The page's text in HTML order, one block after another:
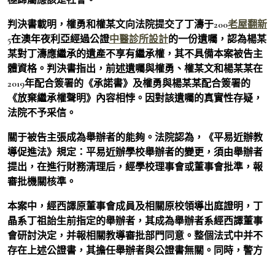
判決書載明，權勇和權某文向法院提交了丁濤于200老屋翻新
5在澳年夜利亞經過公證中醫診所設計的一份遺囑，認為楊某
某對丁濤應繼承的遺產不享有繼承權，其不具備本案被告主
體資格。判決書指出，前述遺囑與權勇、權某文和楊某某在
2019年配合簽署的《承諾書》及權勇與楊某某配合簽署的
《放棄繼承權聲明》內容相悖。因對該遺囑的真實性存疑，
法院不予采信。
關于被告主張成為舉辦者的能夠。法院認為，《平易近辦教
導促進法》規定：平易近辦學校舉辦者的變更，須由舉辦者
提出，在進行財務清理后，經學校理事會或董事會批準，報
審批機關核準。
本案中，經西譯原董事會成員及相關原校領導出庭證明，丁
晶系丁祖詒生前指定的舉辦者，其成為舉辦者系經西譯董事
會研討決定，并報相關教導審批部門同意。整個法式中并不
存在上述公證書，其擔任舉辦者與公證書無關。同時，警方